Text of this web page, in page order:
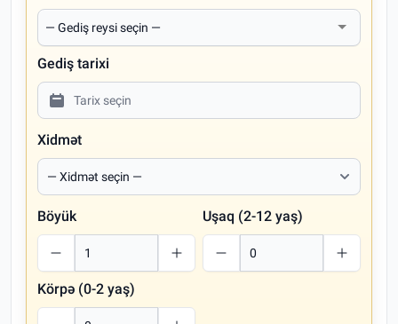
Gediş tarixi
Xidmət
Böyük Uşaq (2-12 yaş)
Körpə (0-2 yaş)